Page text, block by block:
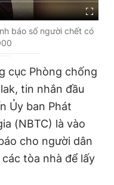
báo số người chết có
cục Phòng chống
tin nhắn đầu
Ủy ban Phát
(NBTC) là vào
cho người dân
tòa nhà để lấy